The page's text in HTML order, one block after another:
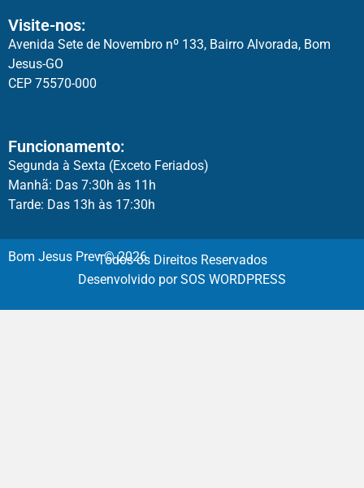
Visite-nos:
Avenida Sete de Novembro nº 133, Bairro Alvorada, Bom
Jesus-GO
CEP 75570-000
Funcionamento:
Segunda à Sexta (Exceto Feriados)
Manhã: Das 7:30h às 11h
Tarde: Das 13h às 17:30h
Bom Jesus Prev © 2026Todos os Direitos Reservados
Desenvolvido por SOS WORDPRESS